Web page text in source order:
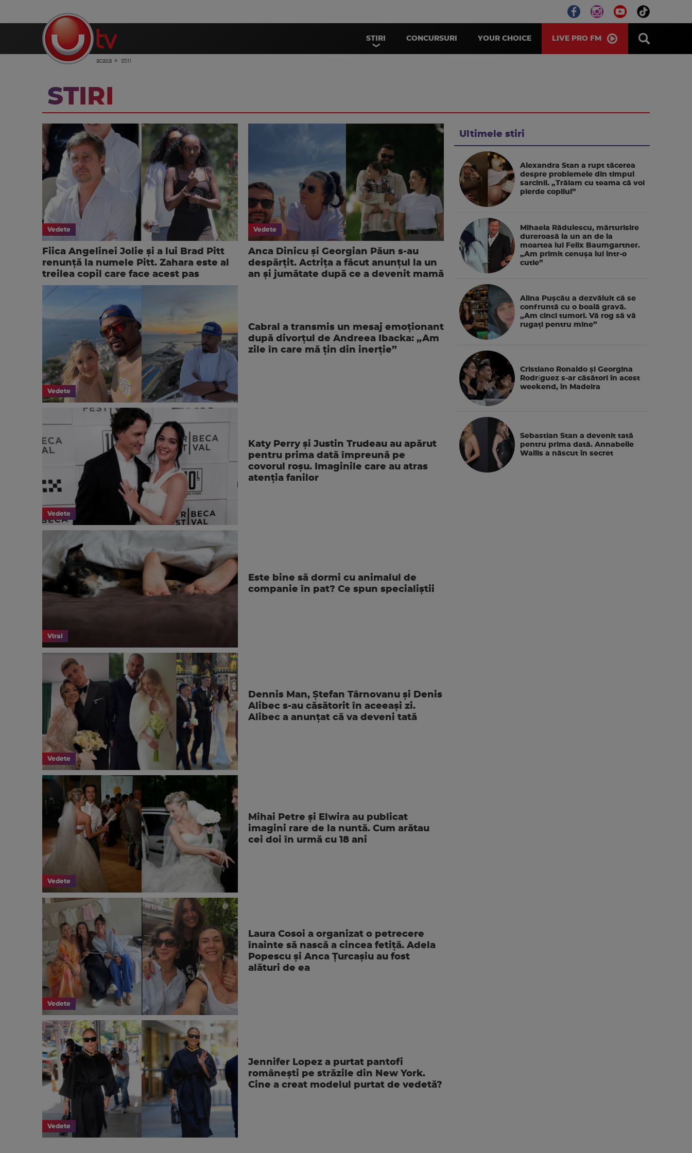
STIRI CONCURSURI YOUR CHOICE LIVE PRO FM
acasa stiri
STIRI
Vedete
Fiica Angelinei Jolie și a lui Brad Pitt
renunță la numele Pitt. Zahara este al
treilea copil care face acest pas
Vedete
Anca Dinicu și Georgian Păun s-au
despărțit. Actrița a făcut anunțul la un
an și jumătate după ce a devenit mamă
Vedete
Cabral a transmis un mesaj emoționant
după divorțul de Andreea Ibacka: „Am
zile în care mă țin din inerție”
Vedete
Katy Perry și Justin Trudeau au apărut
pentru prima dată împreună pe
covorul roșu. Imaginile care au atras
atenția fanilor
Viral
Este bine să dormi cu animalul de
companie în pat? Ce spun specialiștii
Vedete
Dennis Man, Ștefan Târnovanu și Denis
Alibec s-au căsătorit în aceeași zi.
Alibec a anunțat că va deveni tată
Vedete
Mihai Petre și Elwira au publicat
imagini rare de la nuntă. Cum arătau
cei doi în urmă cu 18 ani
Vedete
Laura Cosoi a organizat o petrecere
înainte să nască a cincea fetiță. Adela
Popescu și Anca Țurcașiu au fost
alături de ea
Vedete
Jennifer Lopez a purtat pantofi
românești pe străzile din New York.
Cine a creat modelul purtat de vedetă?
Ultimele stiri
Alexandra Stan a rupt tăcerea
despre problemele din timpul
sarcinii. „Trăiam cu teama că voi
pierde copilul”
Mihaela Rădulescu, mărturisire
dureroasă la un an de la
moartea lui Felix Baumgartner.
„Am primit cenușa lui într-o
cutie”
Alina Pușcău a dezvăluit că se
confruntă cu o boală gravă.
„Am cinci tumori. Vă rog să vă
rugați pentru mine”
Cristiano Ronaldo și Georgina
Rodríguez s-ar căsători în acest
weekend, în Madeira
Sebastian Stan a devenit tată
pentru prima dată. Annabelle
Wallis a născut în secret